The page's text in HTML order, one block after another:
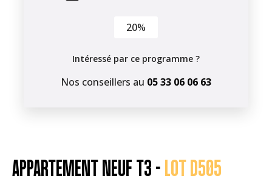
20%
Intéressé par ce programme ?
Nos conseillers au 05 33 06 06 63
APPARTEMENT NEUF T3 - LOT D505